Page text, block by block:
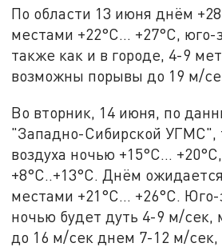
По области 13 июня днём
местами +22°C… +27°C,
также как и в городе, 4-9
возможны порывы до 19 м/
Во вторник, 14 июня, по
"Западно-Сибирской УГМС",
воздуха ночью +15°C…
+8°C..+13°C. Днём
местами +21°C… +26°C.
ночью будет дуть 4-9 м/
до 16 м/сек днем 7-12 м/